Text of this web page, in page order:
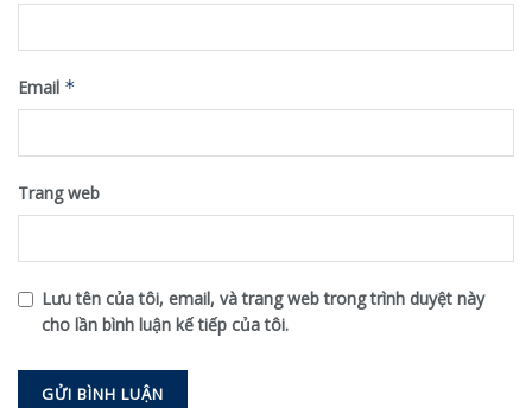
Email *
Trang web
Lưu tên của tôi, email, và trang web trong trình duyệt này
cho lần bình luận kế tiếp của tôi.